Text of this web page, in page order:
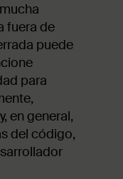
fuera de
puede
para
en general,
del código,